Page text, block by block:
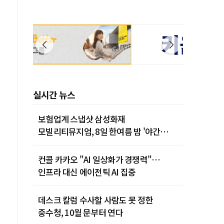
실시간 뉴스
보험업계 스냅샷 삼성화재
모빌리티뮤지엄, 8일 한여름 밤 '야간
컨콜 카카오 "AI 일상화가 경쟁력"…
인프라 대신 에이전틱 AI 집중
데스크 칼럼 수사할 사람도 못 정한
중수청, 10월 문부터 연다